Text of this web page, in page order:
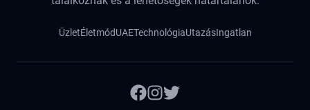
ÜzletÉletmódUAETechnológiaUtazásIngatlan